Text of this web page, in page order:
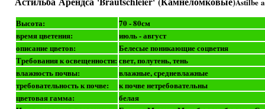
Высота:
70 - 80см
время цветения:
июль - август
описание цветов:
Белесые поникающие соцветия
Требования к освещенности: свет, полутень, тень
влажность почвы:
влажные, средневлажные
требовательность к почве:
к почве нетребовательны
цветовая гамма:
белая